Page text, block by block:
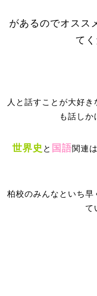
があるのでオスス
て
人と話すことが大好
も話しか
世界史 と 国語関連
柏校のみんなといち早
て